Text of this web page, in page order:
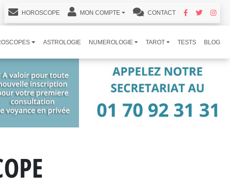
HOROSCOPE MON COMPTE CONTACT
ASTROLOGIE NUMEROLOGIE TAROT TESTS BLOG